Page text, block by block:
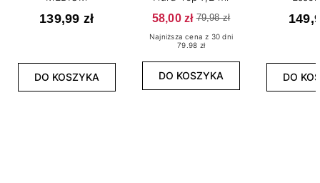
139,99 zł
DO KOSZYKA
58,00 zł 79,98 zł
Najniższa cena z 30 dni
79.98 zł
DO KOSZYKA DO